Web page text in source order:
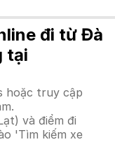
đi từ Đà
tại
hoặc truy cập
và điểm đi
'Tìm kiếm xe